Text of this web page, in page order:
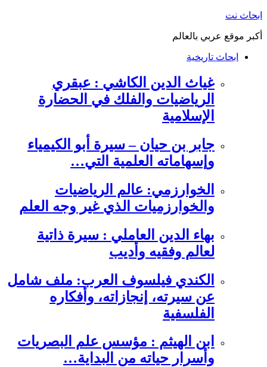
التجاوز
المحتوى
ابحاث نت
أكبر موقع عربي بالعالم
ابحاث تاريخية
غياث الدين الكاشي : عبقري
الرياضيات والفلك في الحضارة
الإسلامية
جابر بن حيان – سيرة أبو الكيمياء
وإسهاماته العلمية التي…
الخوارزمي: عالم الرياضيات
والخوارزميات الذي غير وجه العلم
بهاء الدين العاملي : سيرة ذاتية
لعالم وفقيه وأديب
الكندي فيلسوف العرب: ملف شامل
عن سيرته، إنجازاته، وأفكاره
الفلسفية
ابن الهيثم : مؤسس علم البصريات
وأسرار حياته من البداية…